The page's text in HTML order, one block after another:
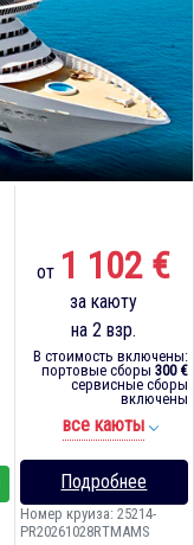
от 1 102 €
за каюту
на 2 взр.
В стоимость включены:
портовые сборы 300 €
сервисные сборы
включены
все каюты
Подробнее
Номер круиза: 25214-
PR20261028RTMAMS